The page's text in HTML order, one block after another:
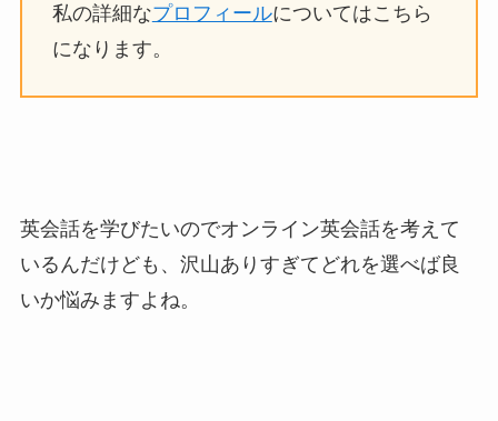
私の詳細なプロフィールについてはこちら
になります。
英会話を学びたいのでオンライン英会話を考えて
いるんだけども、沢山ありすぎてどれを選べば良
いか悩みますよね。